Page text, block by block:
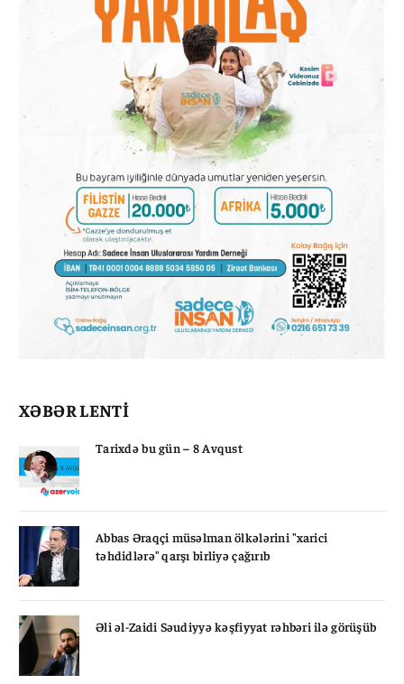
XƏBƏR LENTİ
Tarixdə bu gün – 8 Avqust
Abbas Əraqçi müsəlman ölkələrini "xarici
təhdidlərə" qarşı birliyə çağırıb
Əli əl-Zaidi Səudiyyə kəşfiyyat rəhbəri ilə görüşüb